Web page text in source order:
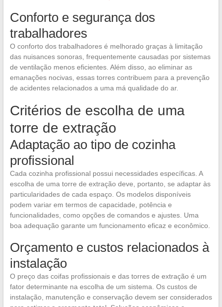
Conforto e segurança dos
trabalhadores
O conforto dos trabalhadores é melhorado graças à limitação
das nuisances sonoras, frequentemente causadas por sistemas
de ventilação menos eficientes. Além disso, ao eliminar as
emanações nocivas, essas torres contribuem para a prevenção
de acidentes relacionados a uma má qualidade do ar.
Critérios de escolha de uma
torre de extração
Adaptação ao tipo de cozinha
profissional
Cada cozinha profissional possui necessidades específicas. A
escolha de uma torre de extração deve, portanto, se adaptar às
particularidades de cada espaço. Os modelos disponíveis
podem variar em termos de capacidade, potência e
funcionalidades, como opções de comandos e ajustes. Uma
boa adequação garante um funcionamento eficaz e econômico.
Orçamento e custos relacionados à
instalação
O preço das coifas profissionais e das torres de extração é um
fator determinante na escolha de um sistema. Os custos de
instalação, manutenção e conservação devem ser considerados